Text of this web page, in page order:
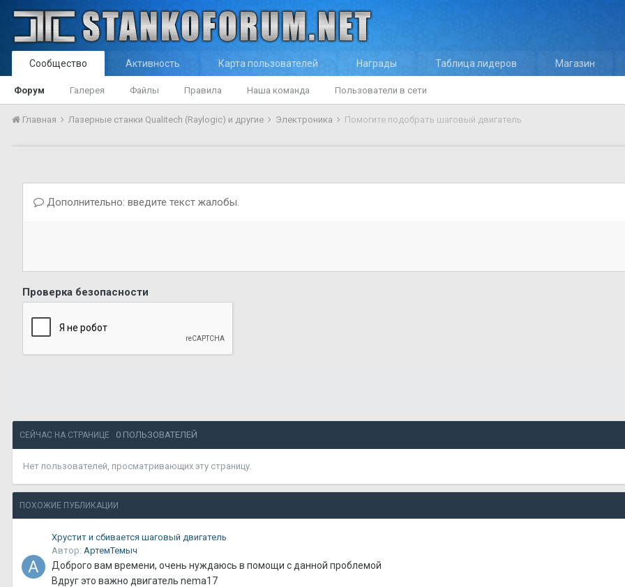
Сообщество
Форум Галерея Файлы Правила Наша команда Пользователи в сети
Активность Карта пользователей Награды Таблица лидеров Магазин
Главная Лазерные станки Qualitech (Raylogic) и другие Электроника Помогите подобрать шаговый двигатель
Дополнительно: введите текст жалобы.
Проверка безопасности
СЕЙЧАС НА СТРАНИЦЕ 0 ПОЛЬЗОВАТЕЛЕЙ
Нет пользователей, просматривающих эту страницу.
ПОХОЖИЕ ПУБЛИКАЦИИ
Хрустит и сбивается шаговый двигатель
Автор: АртемТемыч
Доброго вам времени, очень нуждаюсь в помощи с данной проблемой
Вдруг это важно двигатель nema17